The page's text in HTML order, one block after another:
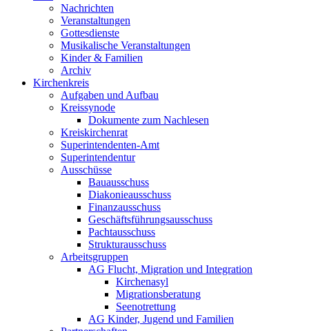
Nachrichten
Veranstaltungen
Gottesdienste
Musikalische Veranstaltungen
Kinder & Familien
Archiv
Kirchenkreis
Aufgaben und Aufbau
Kreissynode
Dokumente zum Nachlesen
Kreiskirchenrat
Superintendenten-Amt
Superintendentur
Ausschüsse
Bauausschuss
Diakonieausschuss
Finanzausschuss
Geschäftsführungsausschuss
Pachtausschuss
Strukturausschuss
Arbeitsgruppen
AG Flucht, Migration und Integration
Kirchenasyl
Migrationsberatung
Seenotrettung
AG Kinder, Jugend und Familien